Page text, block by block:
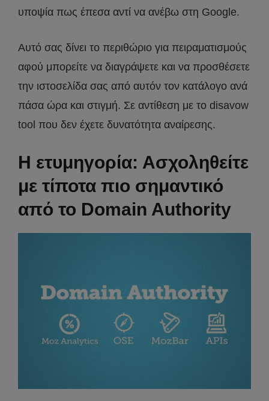
υποψία πως έπεσα αντί να ανέβω στη Google.
Αυτό σας δίνει το περιθώριο για πειραματισμούς
αφού μπορείτε να διαγράψετε και να προσθέσετε
την ιστοσελίδα σας από αυτόν τον κατάλογο ανά
πάσα ώρα και στιγμή. Σε αντίθεση με το disavow
tool που δεν έχετε δυνατότητα αναίρεσης.
Η ετυμηγορία: Ασχοληθείτε
με τίποτα πιο σημαντικό
από το Domain Authority